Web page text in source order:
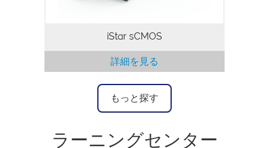
iStar sCMOS
詳細を見る
もっと探す
ラーニングセンター